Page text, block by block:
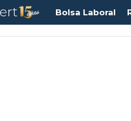
Bolsa Laboral